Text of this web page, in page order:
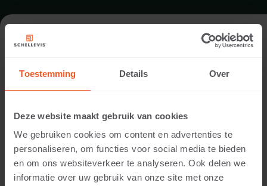
Toestemming Details Over
Deze website maakt gebruik van cookies
We gebruiken cookies om content en advertenties te
personaliseren, om functies voor social media te bieden
en om ons websiteverkeer te analyseren. Ook delen we
informatie over uw gebruik van onze site met onze
FORMAAT - BLOKMODEL 50X40
ASSORTIMENT TRAPTREDEN